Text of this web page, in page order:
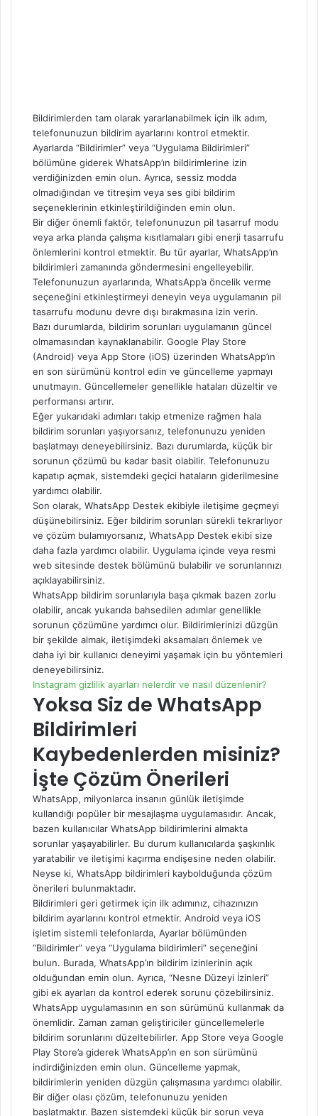
Bildirimlerden tam olarak yararlanabilmek için ilk adım,
telefonunuzun bildirim ayarlarını kontrol etmektir.
Ayarlarda “Bildirimler” veya “Uygulama Bildirimleri”
bölümüne giderek WhatsApp’ın bildirimlerine izin
verdiğinizden emin olun. Ayrıca, sessiz modda
olmadığından ve titreşim veya ses gibi bildirim
seçeneklerinin etkinleştirildiğinden emin olun.
Bir diğer önemli faktör, telefonunuzun pil tasarruf modu
veya arka planda çalışma kısıtlamaları gibi enerji tasarrufu
önlemlerini kontrol etmektir. Bu tür ayarlar, WhatsApp’ın
bildirimleri zamanında göndermesini engelleyebilir.
Telefonunuzun ayarlarında, WhatsApp’a öncelik verme
seçeneğini etkinleştirmeyi deneyin veya uygulamanın pil
tasarrufu modunu devre dışı bırakmasına izin verin.
Bazı durumlarda, bildirim sorunları uygulamanın güncel
olmamasından kaynaklanabilir. Google Play Store
(Android) veya App Store (iOS) üzerinden WhatsApp’ın
en son sürümünü kontrol edin ve güncelleme yapmayı
unutmayın. Güncellemeler genellikle hataları düzeltir ve
performansı artırır.
Eğer yukarıdaki adımları takip etmenize rağmen hala
bildirim sorunları yaşıyorsanız, telefonunuzu yeniden
başlatmayı deneyebilirsiniz. Bazı durumlarda, küçük bir
sorunun çözümü bu kadar basit olabilir. Telefonunuzu
kapatıp açmak, sistemdeki geçici hataların giderilmesine
yardımcı olabilir.
Son olarak, WhatsApp Destek ekibiyle iletişime geçmeyi
düşünebilirsiniz. Eğer bildirim sorunları sürekli tekrarlıyor
ve çözüm bulamıyorsanız, WhatsApp Destek ekibi size
daha fazla yardımcı olabilir. Uygulama içinde veya resmi
web sitesinde destek bölümünü bulabilir ve sorunlarınızı
açıklayabilirsiniz.
WhatsApp bildirim sorunlarıyla başa çıkmak bazen zorlu
olabilir, ancak yukarıda bahsedilen adımlar genellikle
sorunun çözümüne yardımcı olur. Bildirimlerinizi düzgün
bir şekilde almak, iletişimdeki aksamaları önlemek ve
daha iyi bir kullanıcı deneyimi yaşamak için bu yöntemleri
deneyebilirsiniz.
Instagram gizlilik ayarları nelerdir ve nasıl düzenlenir?
Yoksa Siz de WhatsApp
Bildirimleri
Kaybedenlerden misiniz?
İşte Çözüm Önerileri
WhatsApp, milyonlarca insanın günlük iletişimde
kullandığı popüler bir mesajlaşma uygulamasıdır. Ancak,
bazen kullanıcılar WhatsApp bildirimlerini almakta
sorunlar yaşayabilirler. Bu durum kullanıcılarda şaşkınlık
yaratabilir ve iletişimi kaçırma endişesine neden olabilir.
Neyse ki, WhatsApp bildirimleri kaybolduğunda çözüm
önerileri bulunmaktadır.
Bildirimleri geri getirmek için ilk adımınız, cihazınızın
bildirim ayarlarını kontrol etmektir. Android veya iOS
işletim sistemli telefonlarda, Ayarlar bölümünden
“Bildirimler” veya “Uygulama bildirimleri” seçeneğini
bulun. Burada, WhatsApp’ın bildirim izinlerinin açık
olduğundan emin olun. Ayrıca, “Nesne Düzeyi İzinleri”
gibi ek ayarları da kontrol ederek sorunu çözebilirsiniz.
WhatsApp uygulamasının en son sürümünü kullanmak da
önemlidir. Zaman zaman geliştiriciler güncellemelerle
bildirim sorunlarını düzeltebilirler. App Store veya Google
Play Store’a giderek WhatsApp’ın en son sürümünü
indirdiğinizden emin olun. Güncelleme yapmak,
bildirimlerin yeniden düzgün çalışmasına yardımcı olabilir.
Bir diğer olası çözüm, telefonunuzu yeniden
başlatmaktır. Bazen sistemdeki küçük bir sorun veya